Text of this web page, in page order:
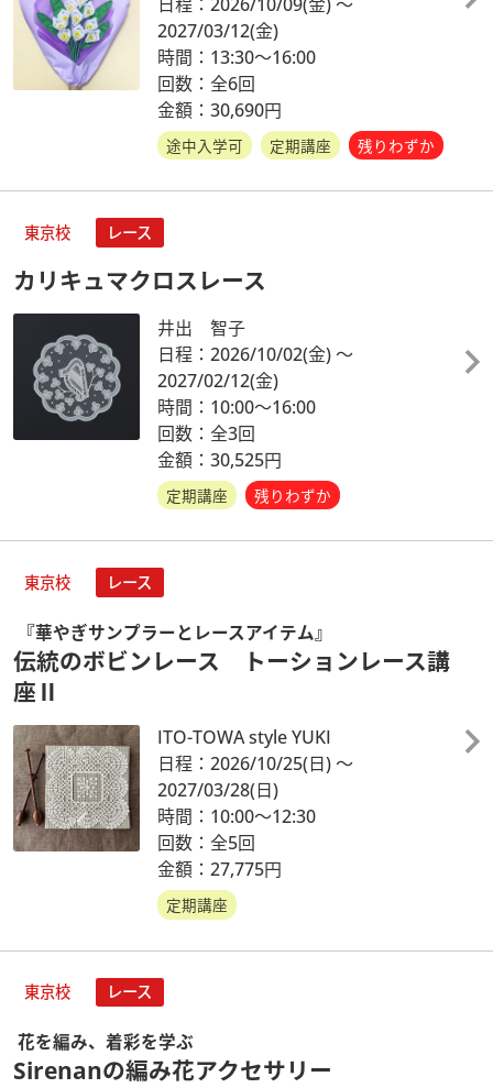
2027/03/12(金)
時間：13:30～16:00
回数：全6回
金額：30,690円
途中入学可 定期講座 残りわずか
東京校 レース
カリキュマクロスレース
井出 智子
日程：2026/10/02(金)～
2027/02/12(金)
時間：10:00～16:00
回数：全3回
金額：30,525円
定期講座 残りわずか
東京校 レース
『華やぎサンプラーとレースアイテム』
伝統のボビンレース トーションレース講
座Ⅱ
ITO-TOWA style YUKI
日程：2026/10/25(日)～
2027/03/28(日)
時間：10:00～12:30
回数：全5回
金額：27,775円
定期講座
東京校 レース
花を編み、着彩を学ぶ
Sirenanの編み花アクセサリー